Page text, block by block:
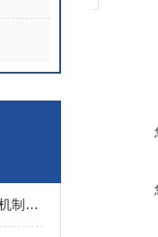
K型热电偶温度变送器的工作机制与性能特点